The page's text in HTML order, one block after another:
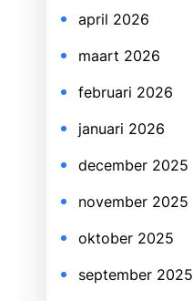
april 2026
maart 2026
februari 2026
januari 2026
december 2025
november 2025
oktober 2025
september 2025